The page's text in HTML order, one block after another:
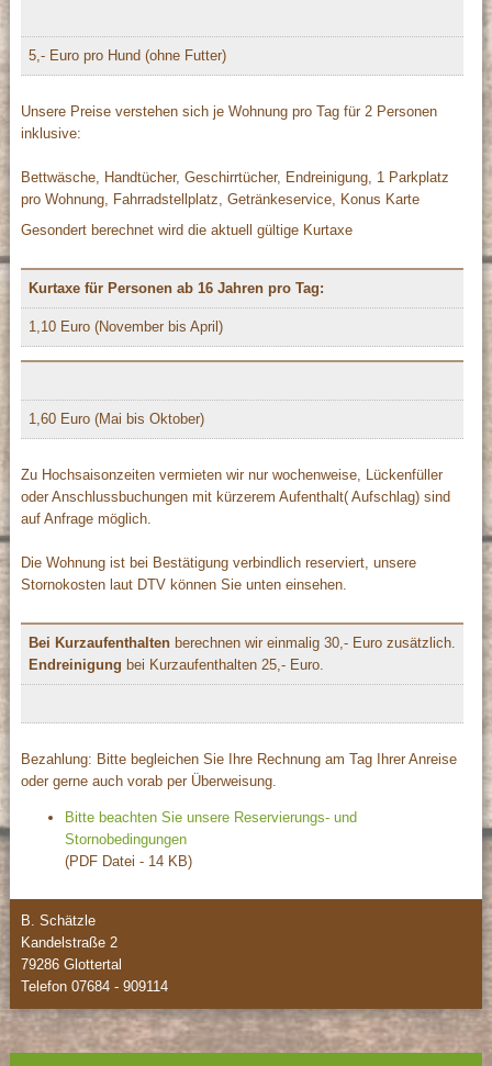
5,- Euro pro Hund (ohne Futter)
Unsere Preise verstehen sich je Wohnung pro Tag für 2 Personen
inklusive:
Bettwäsche, Handtücher, Geschirrtücher, Endreinigung, 1 Parkplatz
pro Wohnung, Fahrradstellplatz, Getränkeservice, Konus Karte
Gesondert berechnet wird die aktuell gültige Kurtaxe
Kurtaxe für Personen ab 16 Jahren pro Tag:
1,10 Euro (November bis April)
1,60 Euro (Mai bis Oktober)
Zu Hochsaisonzeiten vermieten wir nur wochenweise, Lückenfüller
oder Anschlussbuchungen mit kürzerem Aufenthalt( Aufschlag) sind
auf Anfrage möglich.
Die Wohnung ist bei Bestätigung verbindlich reserviert, unsere
Stornokosten laut DTV können Sie unten einsehen.
Bei Kurzaufenthaltenberechnen wir einmalig 30,- Euro zusätzlich.
Endreinigung bei Kurzaufenthalten 25,- Euro.
Bezahlung: Bitte begleichen Sie Ihre Rechnung am Tag Ihrer Anreise
oder gerne auch vorab per Überweisung.
Bitte beachten Sie unsere Reservierungs- und
Stornobedingungen
(PDF Datei - 14 KB)
B. Schätzle
Kandelstraße 2
79286 Glottertal
Telefon 07684 - 909114